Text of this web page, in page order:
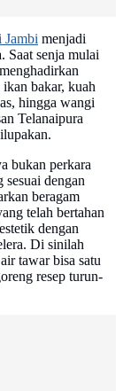
Jambi menjadi
Saat senja mulai
bakar, kuah
hingga wangi
Telanaipura
bukan perkara
dengan
beragam
telah bertahan
dengan
Di sinilah
tawar bisa satu
resep turun-